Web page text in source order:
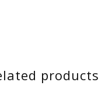
products